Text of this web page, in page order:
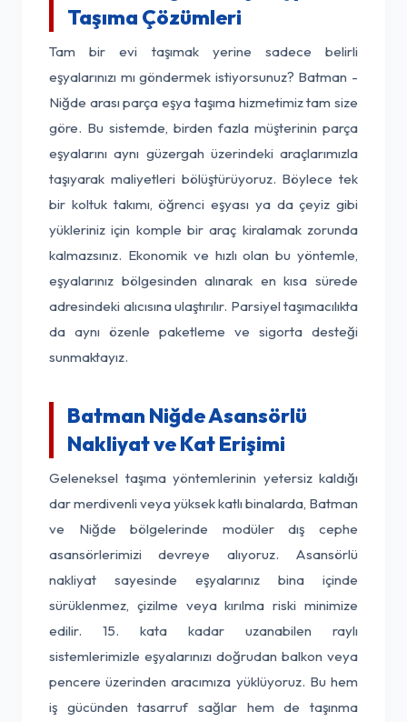
Taşıma Çözümleri
Tam bir evi taşımak yerine sadece belirli
eşyalarınızı mı göndermek istiyorsunuz? Batman -
Niğde arası parça eşya taşıma hizmetimiz tam size
göre. Bu sistemde, birden fazla müşterinin parça
eşyalarını aynı güzergah üzerindeki araçlarımızla
taşıyarak maliyetleri bölüştürüyoruz. Böylece tek
bir koltuk takımı, öğrenci eşyası ya da çeyiz gibi
yükleriniz için komple bir araç kiralamak zorunda
kalmazsınız. Ekonomik ve hızlı olan bu yöntemle,
eşyalarınız bölgesinden alınarak en kısa sürede
adresindeki alıcısına ulaştırılır. Parsiyel taşımacılıkta
da aynı özenle paketleme ve sigorta desteği
sunmaktayız.
Batman Niğde Asansörlü
Nakliyat ve Kat Erişimi
Geleneksel taşıma yöntemlerinin yetersiz kaldığı
dar merdivenli veya yüksek katlı binalarda, Batman
ve Niğde bölgelerinde modüler dış cephe
asansörlerimizi devreye alıyoruz. Asansörlü
nakliyat sayesinde eşyalarınız bina içinde
sürüklenmez, çizilme veya kırılma riski minimize
edilir. 15. kata kadar uzanabilen raylı
sistemlerimizle eşyalarınızı doğrudan balkon veya
pencere üzerinden aracımıza yüklüyoruz. Bu hem
iş gücünden tasarruf sağlar hem de taşınma